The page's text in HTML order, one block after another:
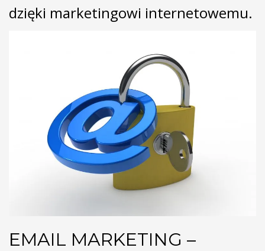
dzięki marketingowi internetowemu.
EMAIL MARKETING –